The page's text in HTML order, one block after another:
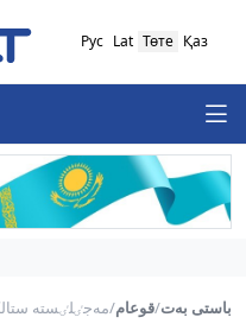
Қаз
Төте
Lat
Рус
باستى بەت/قوعام/مەجٸلٸستە